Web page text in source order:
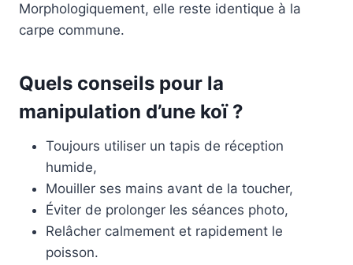
Morphologiquement, elle reste identique à la
carpe commune.
Quels conseils pour la
manipulation d’une koï ?
Toujours utiliser un tapis de réception
humide,
Mouiller ses mains avant de la toucher,
Éviter de prolonger les séances photo,
Relâcher calmement et rapidement le
poisson.